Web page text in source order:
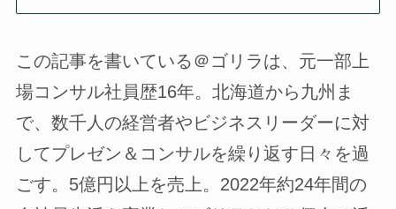
この記事を書いている＠ゴリラは、元一部上
場コンサル社員歴16年。北海道から九州ま
で、数千人の経営者やビジネスリーダーに対
してプレゼン＆コンサルを繰り返す日々を過
ごす。5億円以上を売上。2022年約24年間の